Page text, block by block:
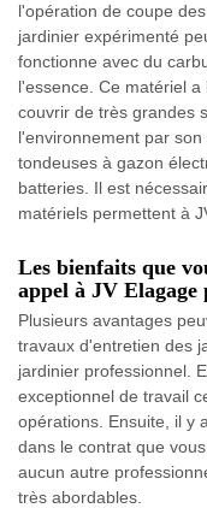
l'opération de coupe
jardinier expérimenté
fonctionne avec du
l'essence. Ce matériel
couvrir de très grandes
l'environnement par
tondeuses à gazon
batteries. Il est
matériels permettent à
Les bienfaits que
appel à JV
Plusieurs avantages
travaux d'entretien des
jardinier professionnel.
exceptionnel de travail
opérations. Ensuite, il y
dans le contrat que
aucun autre
très abordables.